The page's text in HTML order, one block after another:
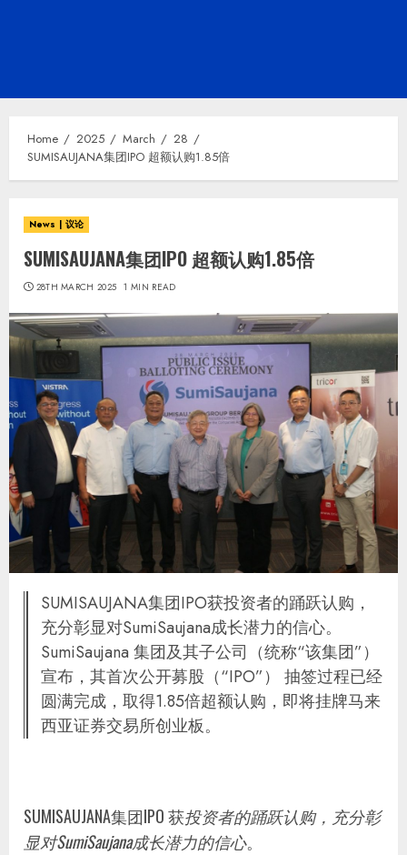
Home 2025 March
28
SUMISAUJANA集团IPO 超额认购1.85倍
News | 议论
SUMISAUJANA集团IPO 超额认购1.85倍
28TH MARCH 2025 1 MIN READ
SUMISAUJANA集团IPO获投资者的踊跃认购，
充分彰显对SumiSaujana成长潜力的信心。
SumiSaujana 集团及其子公司（统称“该集团”）
宣布，其首次公开募股（“IPO”） 抽签过程已经
圆满完成，取得1.85倍超额认购，即将挂牌马来
西亚证券交易所创业板。
SUMISAUJANA集团IPO 获投资者的踊跃认购，充分彰
显对SumiSaujana成长潜力的信心。